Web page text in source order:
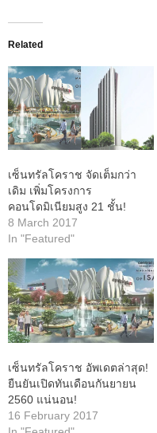
Related
เซ็นทรัลโคราช จัดเต็มกว่า
เดิม เพิ่มโครงการ
คอนโดมิเนียมสูง 21 ชั้น!
8 March 2017
In "Featured"
เซ็นทรัลโคราช อัพเดตล่าสุด!
ยืนยันเปิดทันเดือนกันยายน
2560 แน่นอน!
16 February 2017